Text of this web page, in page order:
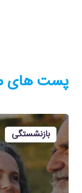
پست های
بازنشستگی